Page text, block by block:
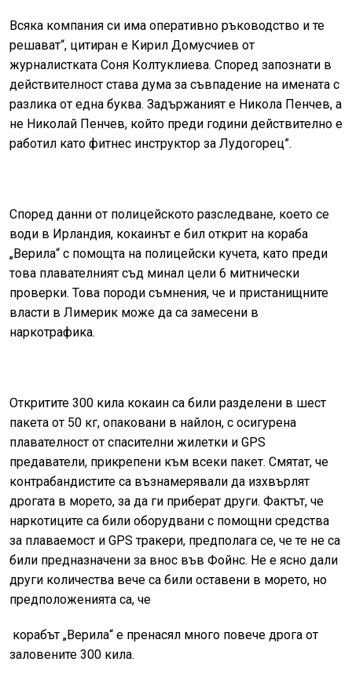
Всяка компания си има оперативно ръководство и те
решават“, цитиран е Кирил Домусчиев от
журналистката Соня Колтуклиева. Според запознати в
действителност става дума за съвпадение на имената с
разлика от една буква. Задържаният е Никола Пенчев, а
не Николай Пенчев, който преди години действително е
работил като фитнес инструктор за Лудогорец”.
Според данни от полицейското разследване, което се
води в Ирландия, кокаинът е бил открит на кораба
„Верила“ с помощта на полицейски кучета, като преди
това плавателният съд минал цели 6 митнически
проверки. Това породи съмнения, че и пристанищните
власти в Лимерик може да са замесени в
наркотрафика.
Откритите 300 кила кокаин са били разделени в шест
пакета от 50 кг, опаковани в найлон, с осигурена
плавателност от спасителни жилетки и GPS
предаватели, прикрепени към всеки пакет. Смятат, че
контрабандистите са възнамерявали да изхвърлят
дрогата в морето, за да ги приберат други. Фактът, че
наркотиците са били оборудвани с помощни средства
за плаваемост и GPS тракери, предполага се, че те не са
били предназначени за внос във Фойнс. Не е ясно дали
други количества вече са били оставени в морето, но
предположенията са, че
корабът „Верила“ е пренасял много повече дрога от
заловените 300 кила.